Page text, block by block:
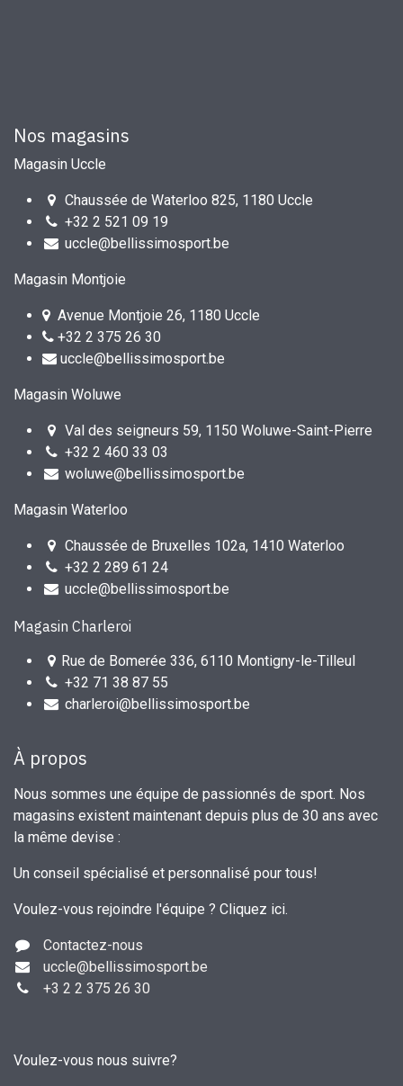
Nos magasins
Magasin Uccle
Chaussée de Waterloo 825, 1180 Uccle
+32 2 521 09 19
uccle@bellissimosport.be
Magasin Montjoie
Avenue Montjoie 26, 1180 Uccle
+32 2 375 26 30
uccle@bellissimosport.be
Magasin Woluwe
Val des seigneurs 59, 1150 Woluwe-Saint-Pierre
+32 2 460 33 03
woluwe@bellissimosport.be
Magasin Waterloo
Chaussée de Bruxelles 102a, 1410 Waterloo
+32 2 289 61 24
uccle@bellissimosport.be
Magasin Charleroi
Rue de Bomerée 336, 6110 Montigny-le-Tilleul
+32 71 38 87 55
charleroi@bellissimosport.be
À propos
Nous sommes une équipe de passionnés de sport. Nos
magasins existent maintenant depuis plus de 30 ans avec
la même devise :
Un conseil spécialisé et personnalisé pour tous!
Voulez-vous rejoindre l'équipe ? Cliquez ici.
Contactez-nous
uccle@bellissimosport.be
+3 2 2 375 26 30
Voulez-vous nous suivre?